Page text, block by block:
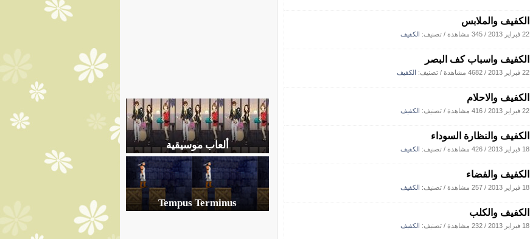
الكفيف والملابس
22 فبراير 2013 / 345 مشاهدة / تصنيف: الكفيف
الكفيف واسباب كف البصر
22 فبراير 2013 / 4682 مشاهدة / تصنيف: الكفيف
الكفيف والاحلام
22 فبراير 2013 / 416 مشاهدة / تصنيف: الكفيف
الكفيف والنظارة السوداء
18 فبراير 2013 / 426 مشاهدة / تصنيف: الكفيف
الكفيف والفضاء
18 فبراير 2013 / 257 مشاهدة / تصنيف: الكفيف
الكفيف والكلب
18 فبراير 2013 / 232 مشاهدة / تصنيف: الكفيف
ألعاب موسيقية
Tempus Terminus